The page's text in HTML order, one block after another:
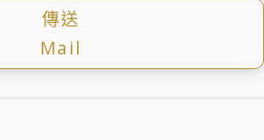
傳送
Mail